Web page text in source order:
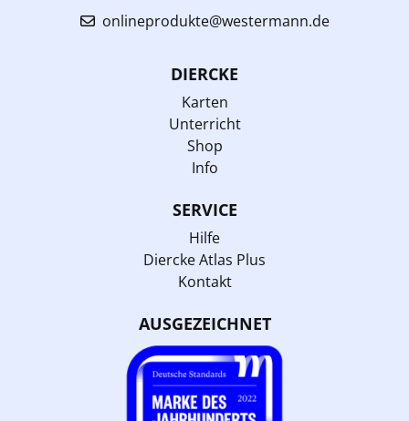
onlineprodukte@westermann.de
DIERCKE
Karten
Unterricht
Shop
Info
SERVICE
Hilfe
Diercke Atlas Plus
Kontakt
AUSGEZEICHNET